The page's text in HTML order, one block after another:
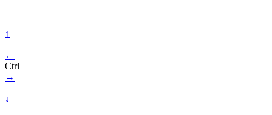
↑
←
Ctrl
→
↓